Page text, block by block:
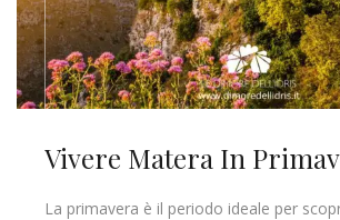
Vivere Matera In
La primavera è il periodo ideale per